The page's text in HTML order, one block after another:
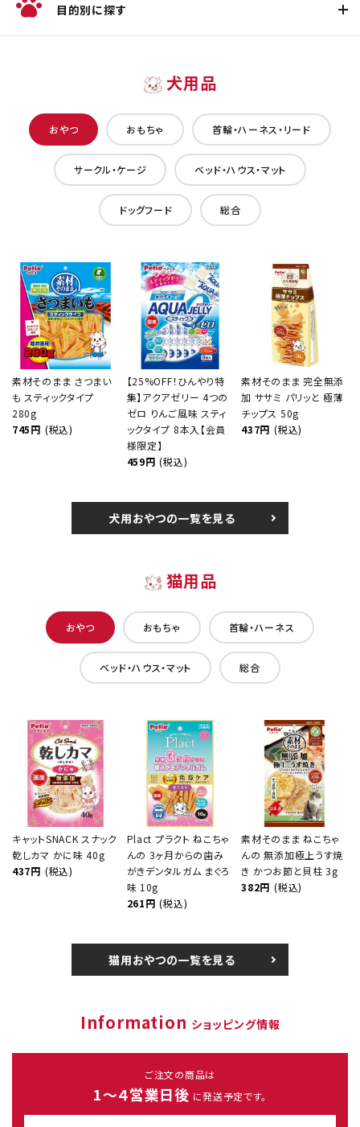
目的別に探す
犬用品
おやつ おもちゃ 首輪・ハーネス・リード
サークル・ケージ ベッド・ハウス・マット
ドッグフード 総合
素材そのまま さつまい
も スティックタイプ
280g
745円 (税込)
【25%OFF！ひんやり特
集】アクアゼリー 4つの
ゼロ りんご風味 スティ
ックタイプ 8本入【会員
様限定】
459円 (税込)
素材そのまま 完全無添
加 ササミ パリッと 極薄
チップス 50g
437円 (税込)
犬用おやつの一覧を見る
猫用品
おやつ おもちゃ 首輪・ハーネス
ベッド・ハウス・マット 総合
キャットSNACK スナック
乾しカマ かに味 40g
437円 (税込)
Plact プラクト ねこちゃ
んの 3ヶ月からの歯み
がきデンタルガム まぐろ
味 10g
261円 (税込)
素材そのまま ねこちゃ
んの 無添加極上うす焼
き かつお節と貝柱 3g
382円 (税込)
猫用おやつの一覧を見る
Information ショッピング情報
ご注文の商品は
1～４営業日後 に発送予定です。